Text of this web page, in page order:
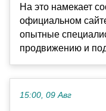
На это намекает
официальном
опытные
продвижению и
15:00, 09 Авг